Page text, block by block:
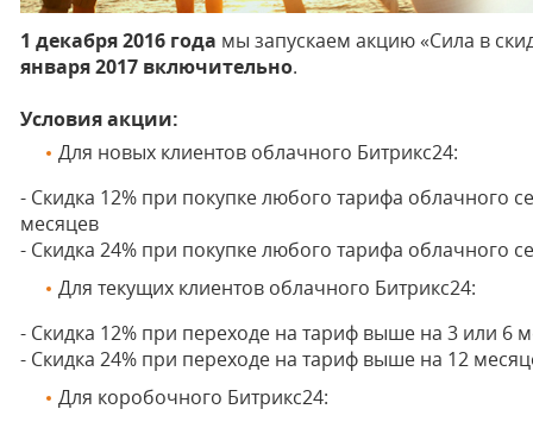
1 декабря 2016 года мы запускаем акцию «Сила в
января 2017 включительно.
Условия акции:
Для новых клиентов облачного Битрикс24:
- Скидка 12% при покупке любого тарифа облачного
месяцев
- Скидка 24% при покупке любого тарифа облачного
Для текущих клиентов облачного Битрикс24:
- Скидка 12% при переходе на тариф выше на 3 или 6
- Скидка 24% при переходе на тариф выше на 12
Для коробочного Битрикс24: